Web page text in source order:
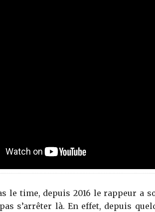
le time, depuis 2016 le rappeur a
s’arrêter là. En effet, depuis